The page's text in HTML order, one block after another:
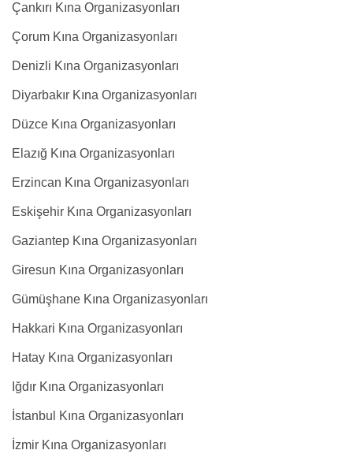
Çankırı Kına Organizasyonları
Çorum Kına Organizasyonları
Denizli Kına Organizasyonları
Diyarbakır Kına Organizasyonları
Düzce Kına Organizasyonları
Elazığ Kına Organizasyonları
Erzincan Kına Organizasyonları
Eskişehir Kına Organizasyonları
Gaziantep Kına Organizasyonları
Giresun Kına Organizasyonları
Gümüşhane Kına Organizasyonları
Hakkari Kına Organizasyonları
Hatay Kına Organizasyonları
Iğdır Kına Organizasyonları
İstanbul Kına Organizasyonları
İzmir Kına Organizasyonları